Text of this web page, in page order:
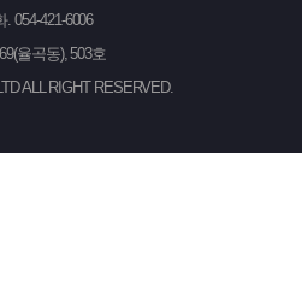
054-421-6006
율곡동), 503호
ALL RIGHT RESERVED.